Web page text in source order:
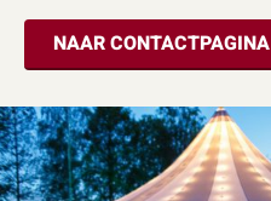
NAAR CONTACTPAGINA